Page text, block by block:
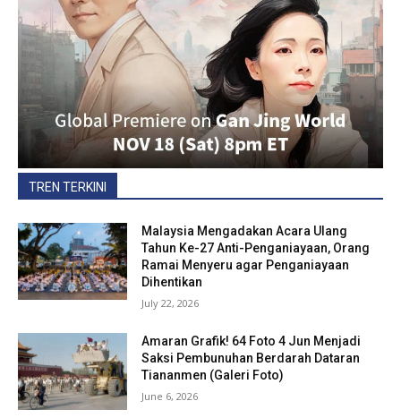
TREN TERKINI
Malaysia Mengadakan Acara Ulang
Tahun Ke-27 Anti-Penganiayaan, Orang
Ramai Menyeru agar Penganiayaan
Dihentikan
July 22, 2026
Amaran Grafik! 64 Foto 4 Jun Menjadi
Saksi Pembunuhan Berdarah Dataran
Tiananmen (Galeri Foto)
June 6, 2026